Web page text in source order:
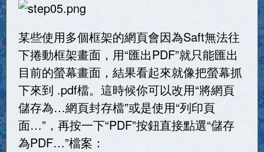
某些使用多個框架的網頁會因為Saft無法往
下捲動框架畫面，用“匯出PDF”就只能匯出
目前的螢幕畫面，結果看起來就像把螢幕抓
下來到 .pdf檔。這時候你可以改用“將網頁
儲存為…網頁封存檔”或是使用“列印頁
面…”，再按一下“PDF”按鈕直接點選“儲存
為PDF…”檔案：